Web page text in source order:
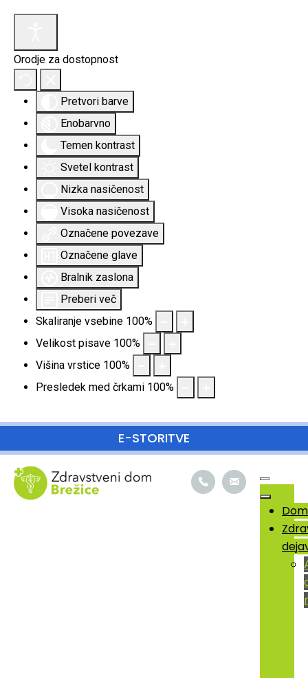
Orodje za dostopnost
Pretvori barve
Enobarvno
Temen kontrast
Svetel kontrast
Nizka nasičenost
Visoka nasičenost
Označene povezave
Označene glave
Bralnik zaslona
Preberi več
Skaliranje vsebine 100%
Velikost pisave 100%
Višina vrstice 100%
Presledek med črkami 100%
SKOČI DO OSREDNJE VSEBINE
E-STORITVE